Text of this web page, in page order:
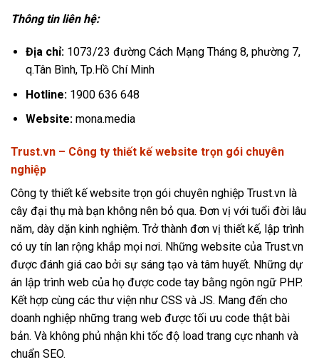
Thông tin liên hệ:
Địa chỉ:1073/23 đường Cách Mạng Tháng 8, phường 7,
q.Tân Bình, Tp.Hồ Chí Minh
Hotline:1900 636 648
Website:mona.media
Trust.vn – Công ty thiết kế website trọn gói chuyên
nghiệp
Công ty thiết kế website trọn gói chuyên nghiệp Trust.vn là
cây đại thụ mà bạn không nên bỏ qua. Đơn vị với tuổi đời lâu
năm, dày dặn kinh nghiệm. Trở thành đơn vị thiết kế, lập trình
có uy tín lan rộng khắp mọi nơi. Những website của Trust.vn
được đánh giá cao bởi sự sáng tạo và tâm huyết. Những dự
án lập trình web của họ được code tay bằng ngôn ngữ PHP.
Kết hợp cùng các thư viện như CSS và JS. Mang đến cho
doanh nghiệp những trang web được tối ưu code thật bài
bản. Và không phủ nhận khi tốc độ load trang cực nhanh và
chuẩn SEO.